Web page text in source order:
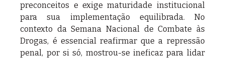
preconceitos e exige maturidade institucional
para sua implementação equilibrada. No
contexto da Semana Nacional de Combate às
Drogas, é essencial reafirmar que a repressão
penal, por si só, mostrou-se ineficaz para lidar